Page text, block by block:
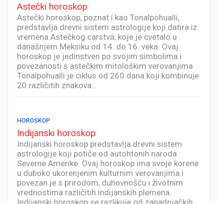
Astečki horoskop
Astečki horoskop, poznat i kao Tonalpohualli,
predstavlja drevni sistem astrologije koji datira iz
vremena Astečkog carstva, koje je cvetalo u
današnjem Meksiku od 14. do 16. veka. Ovaj
horoskop je jedinstven po svojim simbolima i
povezanosti s astečkim mitološkim verovanjima.
Tonalpohualli je ciklus od 260 dana koji kombinuje
20 različitih znakova…
HOROSKOP
Indijanski horoskop
Indijanski horoskop predstavlja drevni sistem
astrologije koji potiče od autohtonih naroda
Severne Amerike. Ovaj horoskop ima svoje korene
u duboko ukorenjenim kulturnim verovanjima i
povezan je s prirodom, duhovnošću i životnim
vrednostima različitih indijanskih plemena.
Indijanski horoskop se razlikuje od zapadnjačkih